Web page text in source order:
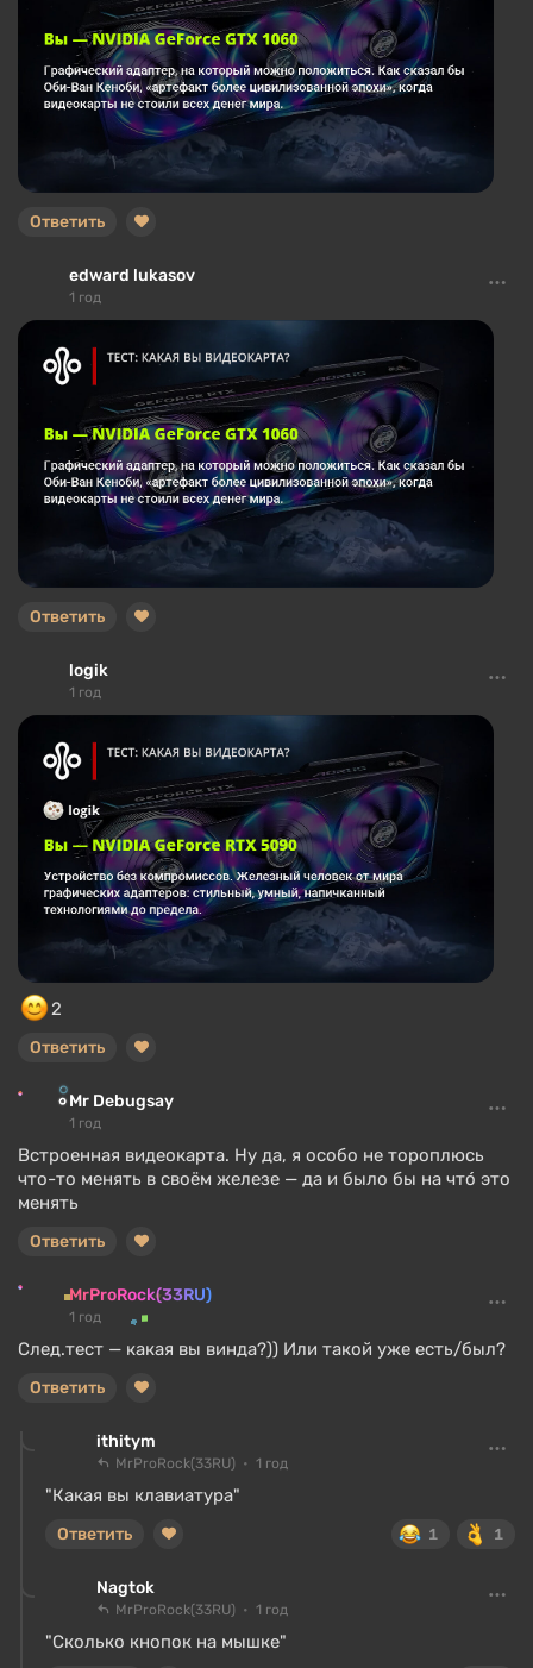
Ответить
edward lukasov
1 год
Ответить
logik
1 год
2
Ответить
Mr Debugsay
1 год
Встроенная видеокарта. Ну да, я особо не тороплюсь
что-то менять в своём железе — да и было бы на что́ это
менять
Ответить
MrProRock(33RU)
1 год
След.тест — какая вы винда?)) Или такой уже есть/был?
Ответить
ithitym
MrProRock(33RU) 1 год
"Какая вы клавиатура"
1 1
Ответить
Nagtok
MrProRock(33RU) 1 год
"Сколько кнопок на мышке"